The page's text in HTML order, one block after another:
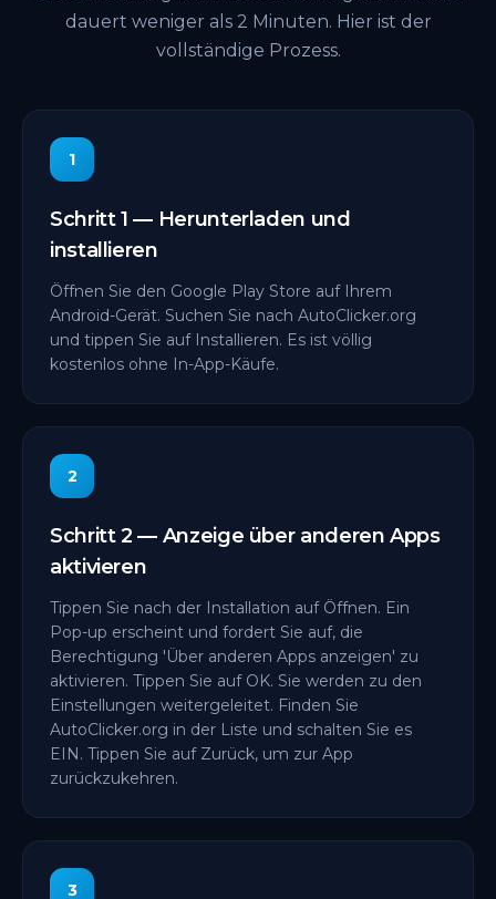
dauert weniger als 2 Minuten. Hier ist der
vollständige Prozess.
1
Schritt 1 — Herunterladen und
installieren
Öffnen Sie den Google Play Store auf Ihrem
Android-Gerät. Suchen Sie nach AutoClicker.org
und tippen Sie auf Installieren. Es ist völlig
kostenlos ohne In-App-Käufe.
2
Schritt 2 — Anzeige über anderen Apps
aktivieren
Tippen Sie nach der Installation auf Öffnen. Ein
Pop-up erscheint und fordert Sie auf, die
Berechtigung 'Über anderen Apps anzeigen' zu
aktivieren. Tippen Sie auf OK. Sie werden zu den
Einstellungen weitergeleitet. Finden Sie
AutoClicker.org in der Liste und schalten Sie es
EIN. Tippen Sie auf Zurück, um zur App
zurückzukehren.
3